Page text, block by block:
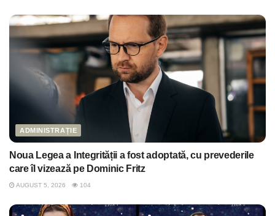
ADMINISTRAȚIE
Noua Legea a Integrității a fost adoptată, cu prevederile
care îl vizează pe Dominic Fritz
AUGUST 5, 2026 104